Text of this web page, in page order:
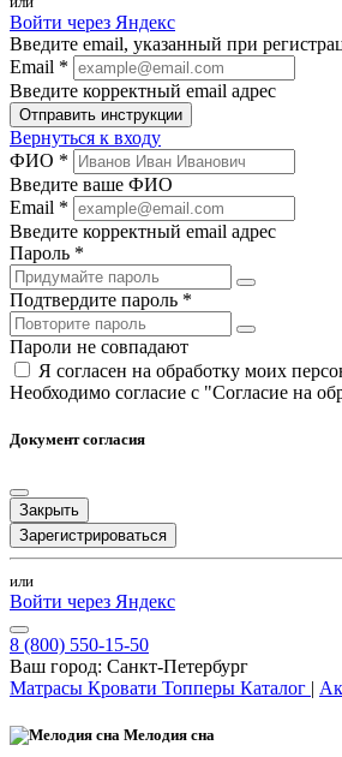
Войти через Яндекс
Введите email, указанный при
Email *
Введите корректный email адрес
Отправить инструкции
Вернуться к входу
ФИО *
Введите ваше ФИО
Email *
Введите корректный email адрес
Пароль *
Подтвердите пароль *
Пароли не совпадают
Я согласен на обработку моих
Необходимо согласие с "Согласие на
Документ согласия
Закрыть
Зарегистрироваться
или
Войти через Яндекс
8 (800) 550-15-50
Ваш город: Санкт-Петербург
Матрасы Кровати Топперы Каталог |
Мелодия сна